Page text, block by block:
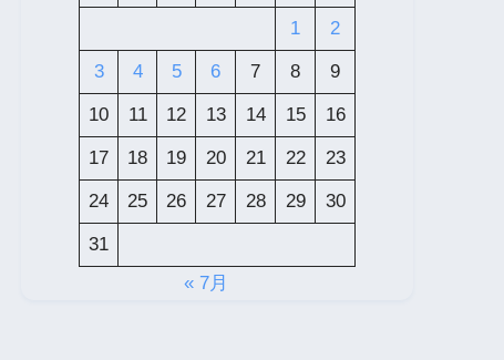
1 2
3 4 5 6 7 8 9
10 11 12 13 14 15 16
17 18 19 20 21 22 23
24 25 26 27 28 29 30
31
« 7月